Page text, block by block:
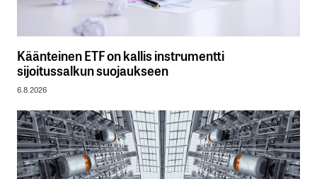
Käänteinen ETF on kallis instrumentti
sijoitussalkun suojaukseen
6.8.2026